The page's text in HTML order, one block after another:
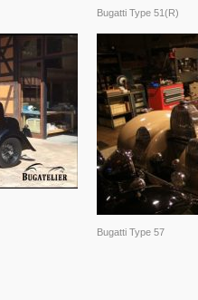
Bugatti Type 51(R)
Bugatti Type 57